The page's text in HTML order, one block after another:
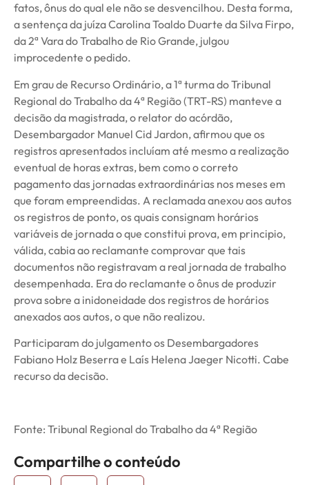
fatos, ônus do qual ele não se desvencilhou. Desta forma,
a sentença da juíza Carolina Toaldo Duarte da Silva Firpo,
da 2ª Vara do Trabalho de Rio Grande, julgou
improcedente o pedido.
Em grau de Recurso Ordinário, a 1ª turma do Tribunal
Regional do Trabalho da 4ª Região (TRT-RS) manteve a
decisão da magistrada, o relator do acórdão,
Desembargador Manuel Cid Jardon, afirmou que os
registros apresentados incluíam até mesmo a realização
eventual de horas extras, bem como o correto
pagamento das jornadas extraordinárias nos meses em
que foram empreendidas. A reclamada anexou aos autos
os registros de ponto, os quais consignam horários
variáveis de jornada o que constitui prova, em principio,
válida, cabia ao reclamante comprovar que tais
documentos não registravam a real jornada de trabalho
desempenhada. Era do reclamante o ônus de produzir
prova sobre a inidoneidade dos registros de horários
anexados aos autos, o que não realizou.
Participaram do julgamento os Desembargadores
Fabiano Holz Beserra e Laís Helena Jaeger Nicotti. Cabe
recurso da decisão.
Fonte: Tribunal Regional do Trabalho da 4ª Região
Compartilhe o conteúdo